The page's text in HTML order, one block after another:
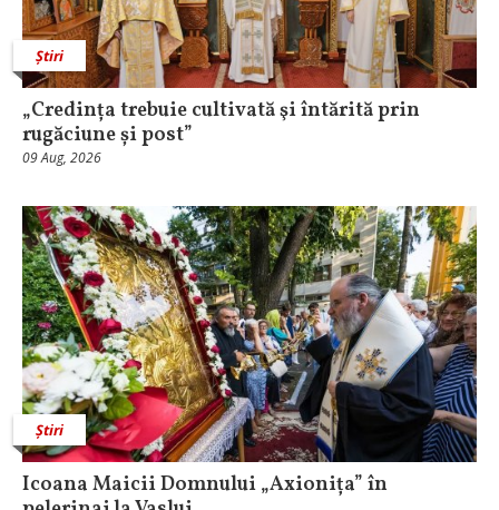
Știri
„Credința trebuie cultivată şi întărită prin
rugăciune și post”
09 Aug, 2026
Știri
Icoana Maicii Domnului „Axionița” în